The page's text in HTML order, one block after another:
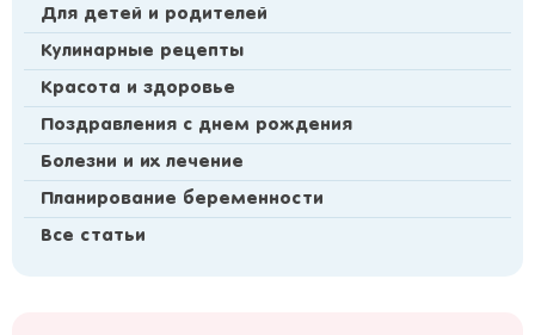
Для детей и родителей
Кулинарные рецепты
Красота и здоровье
Поздравления с днем рождения
Болезни и их лечение
Планирование беременности
Все статьи